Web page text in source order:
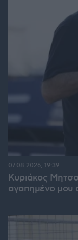
Κυριάκος
αγαπημένο μου
07.08.2026, 19:39